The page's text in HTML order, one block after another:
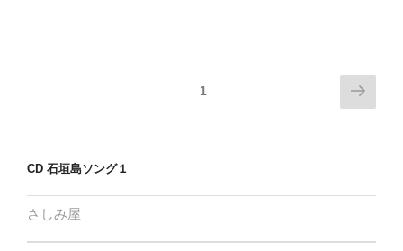
ビ
ー
シ
1
次
の
CD 石垣島ソング１
さしみ屋